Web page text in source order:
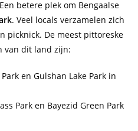
betere plek om Bengaalse
. Veel locals verzamelen zich
picknick. De meest pittoreske
van dit land zijn:
en Gulshan Lake Park in
Park en Bayezid Green Park